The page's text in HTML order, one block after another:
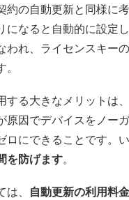
約の自動更新と同様に考
になると自動的に設定
われ、ライセンスキー
する大きなメリットは
原因でデバイスをノー
ロにできることです。い
を防げます。
、 自動更新の利用料